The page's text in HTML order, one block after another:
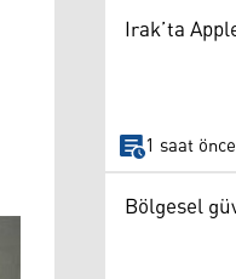
Irak’ta
1 saat önce
Bölgesel